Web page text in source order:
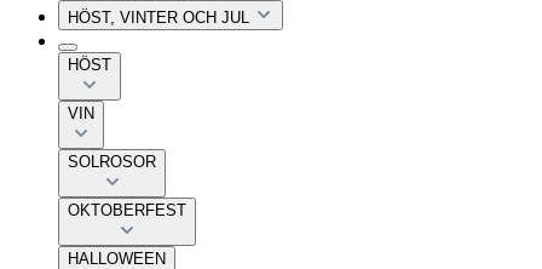
HÖST, VINTER OCH JUL
HÖST
VIN
SOLROSOR
OKTOBERFEST
HALLOWEEN